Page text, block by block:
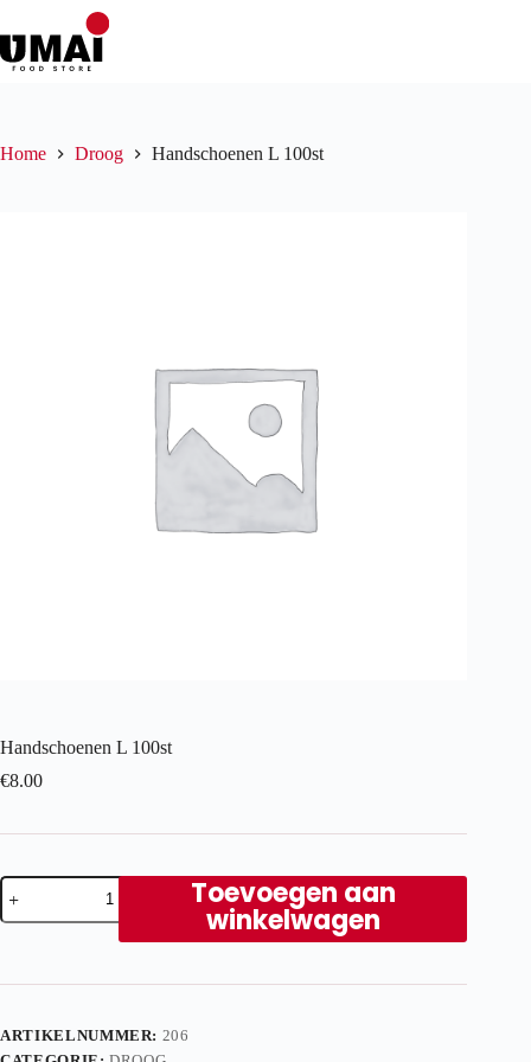
naar
de
inhoud
Home Droog Handschoenen L 100st
Handschoenen L 100st
€8.00
Handschoenen
100st
Toevoegen aan
winkelwagen
ARTIKELNUMMER: 206